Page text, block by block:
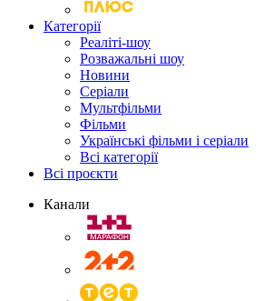
Категорії
Реаліті-шоу
Розважальні шоу
Новини
Серіали
Мультфільми
Фільми
Українські фільми і серіали
Всі категорії
Всі проєкти
Канали